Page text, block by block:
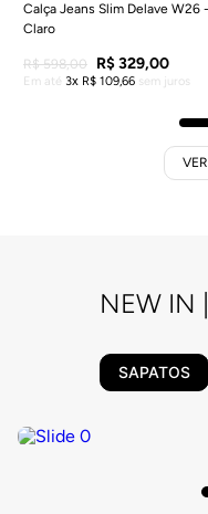
Calça Jeans Slim Delave W26
Claro
R$ 598,00 R$329,00
Em até 3 R$ 109,66 sem juros
NEW IN |
SAPATOS